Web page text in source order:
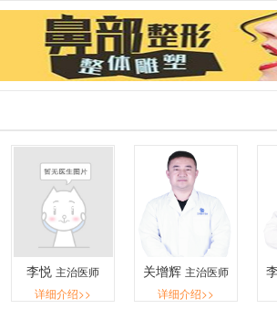
李悦 主治医师
详细介绍>>
关增辉 主治医师
详细介绍>>